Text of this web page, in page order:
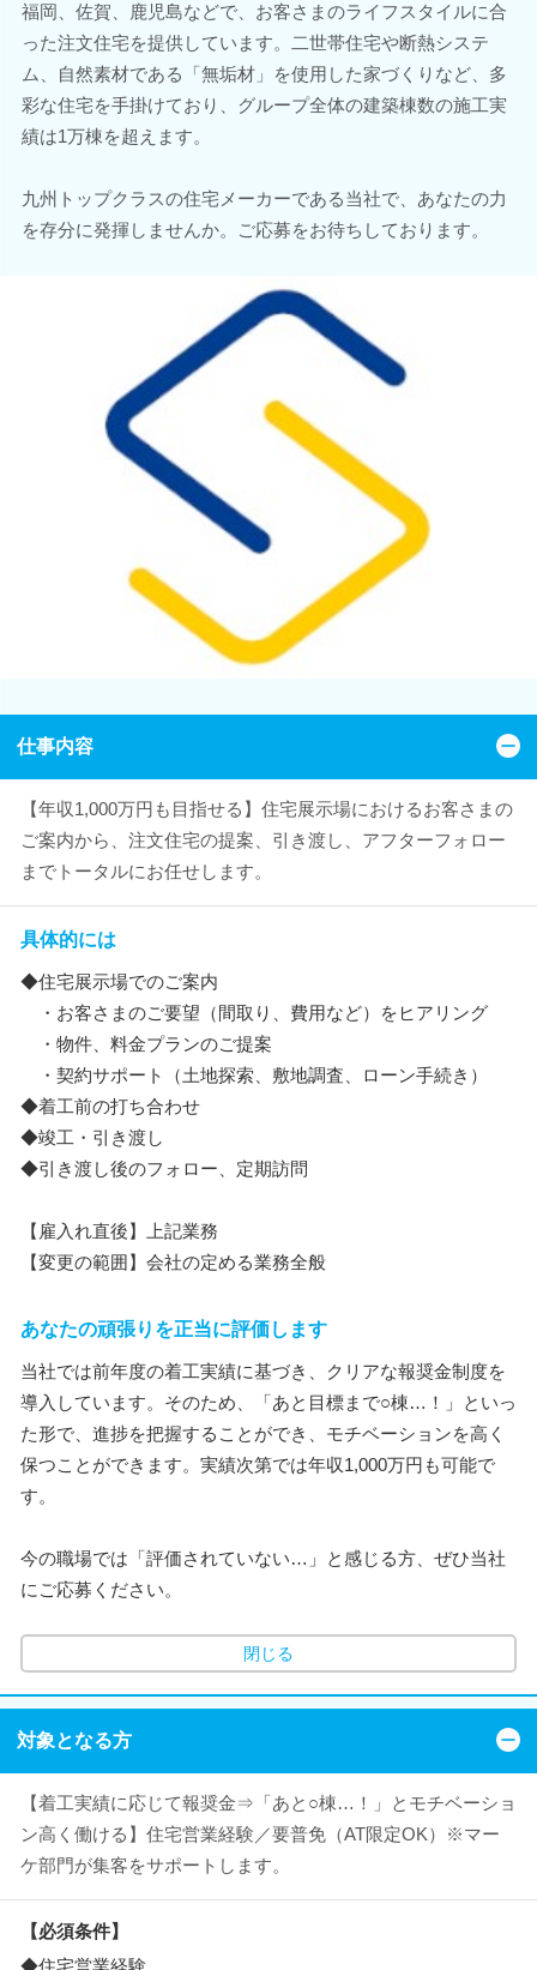
福岡、佐賀、鹿児島などで、お客さまのライフスタイルに合
った注文住宅を提供しています。二世帯住宅や断熱システ
ム、自然素材である「無垢材」を使用した家づくりなど、多
彩な住宅を手掛けており、グループ全体の建築棟数の施工実
績は1万棟を超えます。
九州トップクラスの住宅メーカーである当社で、あなたの力
を存分に発揮しませんか。ご応募をお待ちしております。
仕事内容
【年収1,000万円も目指せる】住宅展示場におけるお客さまの
ご案内から、注文住宅の提案、引き渡し、アフターフォロー
までトータルにお任せします。
具体的には
◆住宅展示場でのご案内
・お客さまのご要望（間取り、費用など）をヒアリング
・物件、料金プランのご提案
・契約サポート（土地探索、敷地調査、ローン手続き）
◆着工前の打ち合わせ
◆竣工・引き渡し
◆引き渡し後のフォロー、定期訪問
【雇入れ直後】上記業務
【変更の範囲】会社の定める業務全般
あなたの頑張りを正当に評価します
当社では前年度の着工実績に基づき、クリアな報奨金制度を
導入しています。そのため、「あと目標まで○棟…！」といっ
た形で、進捗を把握することができ、モチベーションを高く
保つことができます。実績次第では年収1,000万円も可能で
す。
今の職場では「評価されていない…」と感じる方、ぜひ当社
にご応募ください。
閉じる
対象となる方
【着工実績に応じて報奨金⇒「あと○棟…！」とモチベーショ
ン高く働ける】住宅営業経験／要普免（AT限定OK）※マー
ケ部門が集客をサポートします。
【必須条件】
◆住宅営業経験